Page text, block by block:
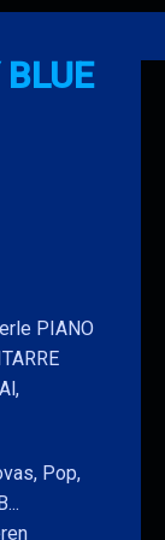
BLUE
PIANO
Pop,